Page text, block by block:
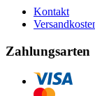
Kontakt
Zahlungsarten